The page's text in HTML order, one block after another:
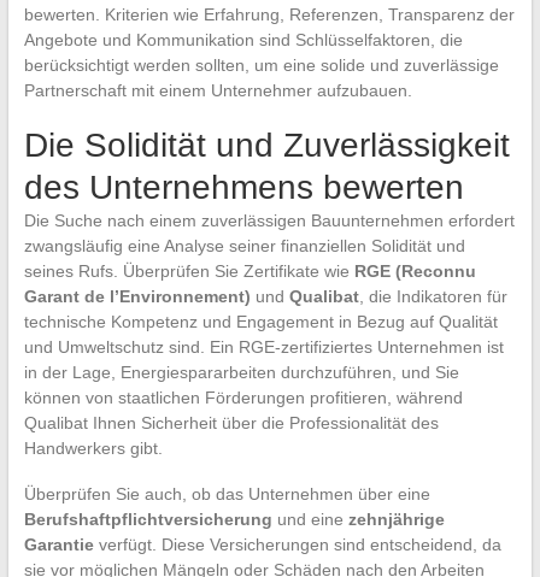
bewerten. Kriterien wie Erfahrung, Referenzen, Transparenz der
Angebote und Kommunikation sind Schlüsselfaktoren, die
berücksichtigt werden sollten, um eine solide und zuverlässige
Partnerschaft mit einem Unternehmer aufzubauen.
Die Solidität und Zuverlässigkeit
des Unternehmens bewerten
Die Suche nach einem zuverlässigen Bauunternehmen erfordert
zwangsläufig eine Analyse seiner finanziellen Solidität und
seines Rufs. Überprüfen Sie Zertifikate wie RGE (Reconnu
Garant de l’Environnement) und Qualibat, die Indikatoren für
technische Kompetenz und Engagement in Bezug auf Qualität
und Umweltschutz sind. Ein RGE-zertifiziertes Unternehmen ist
in der Lage, Energiespararbeiten durchzuführen, und Sie
können von staatlichen Förderungen profitieren, während
Qualibat Ihnen Sicherheit über die Professionalität des
Handwerkers gibt.
Überprüfen Sie auch, ob das Unternehmen über eine
Berufshaftpflichtversicherung und eine zehnjährige
Garantieverfügt. Diese Versicherungen sind entscheidend, da
sie vor möglichen Mängeln oder Schäden nach den Arbeiten